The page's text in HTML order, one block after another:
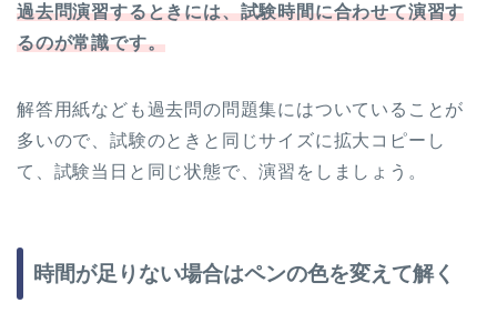
過去問演習するときには、試験時間に合わせて演習す
るのが常識です。
解答用紙なども過去問の問題集にはついていることが
多いので、試験のときと同じサイズに拡大コピーし
て、試験当日と同じ状態で、演習をしましょう。
時間が足りない場合はペンの色を変えて解く